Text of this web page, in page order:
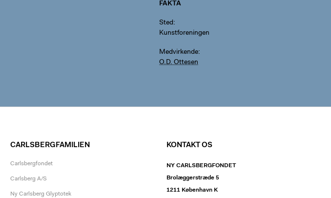
FAKTA
Sted
Kunstforeningen
Medvirkende
O.D. Ottesen
CARLSBERGFAMILIEN
Carlsbergfondet
Carlsberg A/S
Ny Carlsberg Glyptotek
KONTAKT OS
NY CARLSBERGFONDET
Brolæggerstræde 5
1211 København K